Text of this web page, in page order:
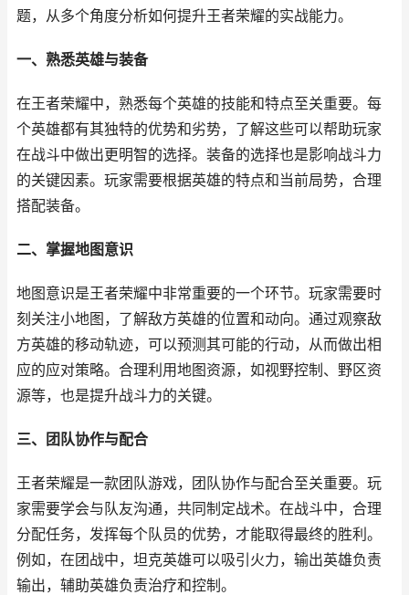
题，从多个角度分析如何提升王者荣耀的实战能力。
一、熟悉英雄与装备
在王者荣耀中，熟悉每个英雄的技能和特点至关重要。每
个英雄都有其独特的优势和劣势，了解这些可以帮助玩家
在战斗中做出更明智的选择。装备的选择也是影响战斗力
的关键因素。玩家需要根据英雄的特点和当前局势，合理
搭配装备。
二、掌握地图意识
地图意识是王者荣耀中非常重要的一个环节。玩家需要时
刻关注小地图，了解敌方英雄的位置和动向。通过观察敌
方英雄的移动轨迹，可以预测其可能的行动，从而做出相
应的应对策略。合理利用地图资源，如视野控制、野区资
源等，也是提升战斗力的关键。
三、团队协作与配合
王者荣耀是一款团队游戏，团队协作与配合至关重要。玩
家需要学会与队友沟通，共同制定战术。在战斗中，合理
分配任务，发挥每个队员的优势，才能取得最终的胜利。
例如，在团战中，坦克英雄可以吸引火力，输出英雄负责
输出，辅助英雄负责治疗和控制。